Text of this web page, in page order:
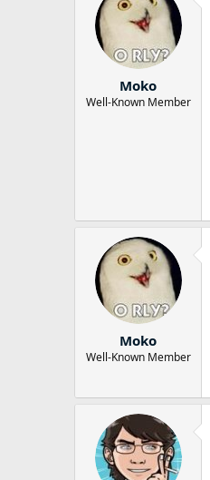
Moko
Well-Known Member
Moko
Well-Known Member